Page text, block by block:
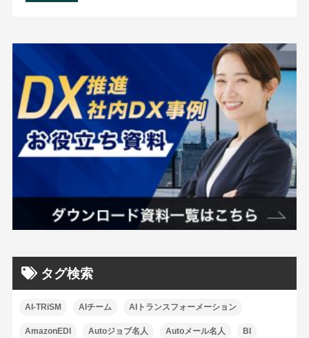
タグ検索
AI-TRiSM AIチーム AIトランスフォーメーション
AmazonEDI Autoジョブ名人 Autoメール名人 BI